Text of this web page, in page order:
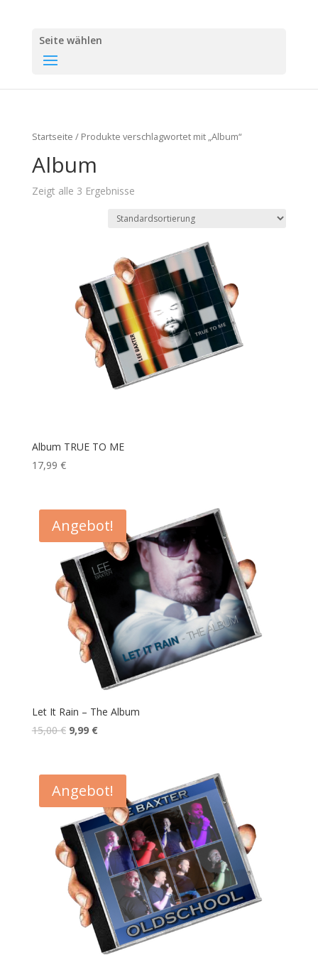
Seite wählen
Startseite / Produkte verschlagwortet mit „Album“
Album
Zeigt alle 3 Ergebnisse
Album TRUE TO ME
17,99 €
Angebot!
Let It Rain – The Album
15,00€ 9,99 €
Angebot!